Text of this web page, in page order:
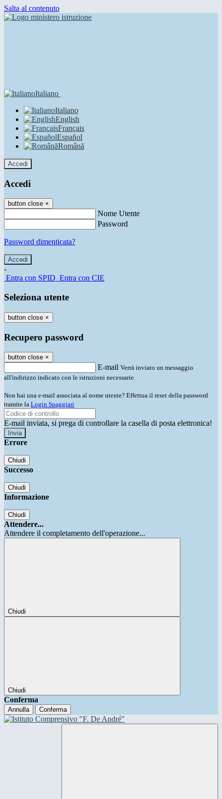
Salta al contenuto
Italiano
Italiano
English
Français
Español
Română
Accedi
Accedi
button close ×
Nome Utente
Password
Password dimenticata?
-
Entra con SPID Entra con CIE
Seleziona utente
button close ×
Recupero password
button close ×
E-mail Verrà inviato un messaggio
all'indirizzo indicato con le istruzioni necessarie.
Non hai una e-mail associata al nome utente? Effettua il reset della password
tramite la Login Spaggiari
E-mail inviata, si prega di controllare la casella di posta elettronica!
Errore
Chiudi
Successo
Chiudi
Informazione
Chiudi
Attendere...
Attendere il completamento dell'operazione...
Chiudi
Chiudi
Conferma
Annulla Conferma